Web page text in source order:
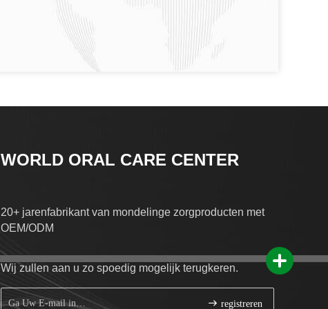
WORLD ORAL CARE CENTER
20+ jarenfabrikant van mondelinge zorgproducten met
OEM/ODM
Wij zullen aan u zo spoedig mogelijk terugkeren.
registreren